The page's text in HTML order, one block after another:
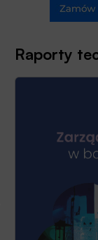
Raporty